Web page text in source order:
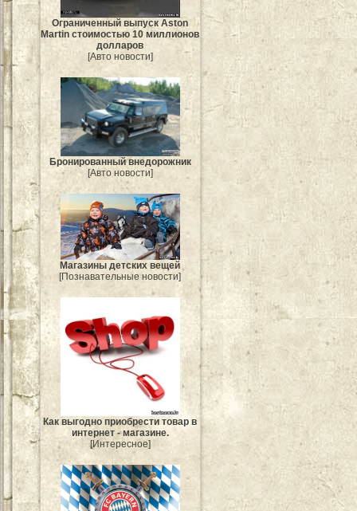
Ограниченный выпуск Aston
Martin стоимостью 10 миллионов
долларов
[Авто новости]
Бронированный внедорожник
[Авто новости]
Магазины детских вещей
[Познавательные новости]
Как выгодно приобрести товар в
интернет - магазине.
[Интересное]